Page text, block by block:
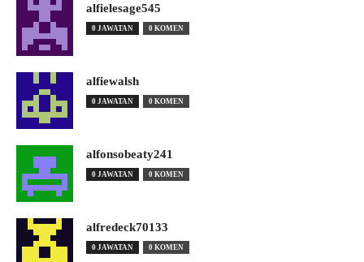
alfielesage545
0 JAWATAN 0 KOMEN
alfiewalsh
0 JAWATAN 0 KOMEN
alfonsobeaty241
0 JAWATAN 0 KOMEN
alfredeck70133
0 JAWATAN 0 KOMEN